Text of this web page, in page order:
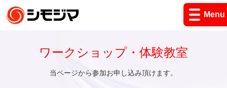
Menu
ワークショップ・体験教室
当ページから参加お申し込み頂けます。